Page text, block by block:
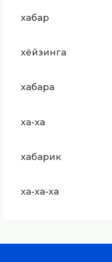
хабар
хёйзинга
хабара
ха-ха
хабарик
ха-ха-ха